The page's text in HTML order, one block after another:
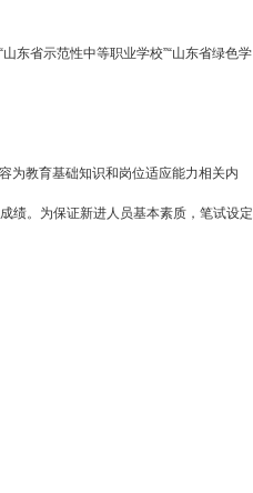
东省示范性中等职业学校”“山东省绿色学
为教育基础知识和岗位适应能力相关内
绩。为保证新进人员基本素质，笔试设定